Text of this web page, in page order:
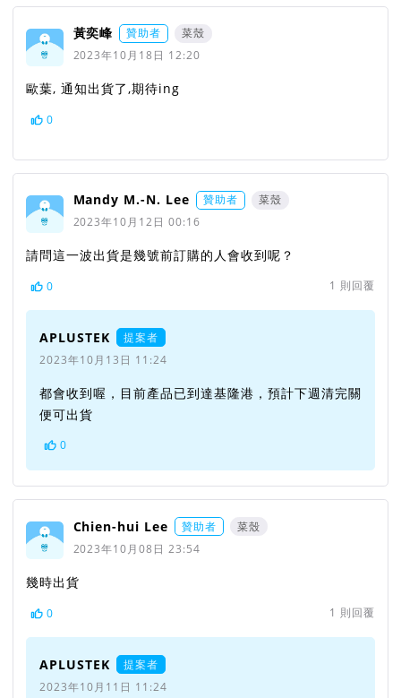
黃奕峰 贊助者
菜殼
2023年10月18日 12:20
歐葉, 通知出貨了,期待ing
0
Mandy M.-N. Lee 贊助者
菜殼
2023年10月12日 00:16
請問這一波出貨是幾號前訂購的人會收到呢？
0 1 則回覆
APLUSTEK
提案者
2023年10月13日 11:24
都會收到喔，目前產品已到達基隆港，預計下週清完關
便可出貨
0
Chien-hui Lee 贊助者
菜殼
2023年10月08日 23:54
幾時出貨
0 1 則回覆
APLUSTEK
提案者
2023年10月11日 11:24